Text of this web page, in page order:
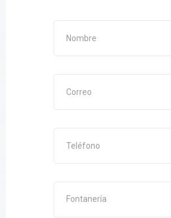
Fontanería